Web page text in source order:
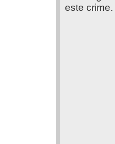
este crime.